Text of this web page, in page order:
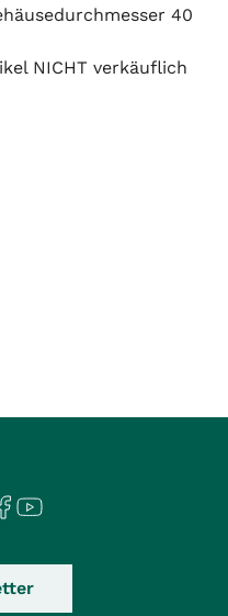
40
NICHT verkäuflich